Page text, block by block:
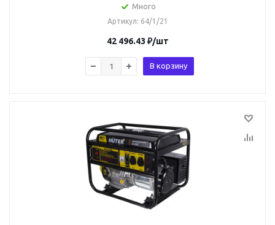
Много
Артикул: 64/1/21
42 496.43 ₽/шт
В корзину